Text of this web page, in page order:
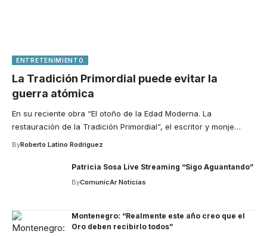
ENTRETENIMIENTO
La Tradición Primordial puede evitar la
guerra atómica
En su reciente obra “El otoño de la Edad Moderna. La
restauración de la Tradición Primordial”, el escritor y monje…
ByRoberto Latino Rodriguez
Patricia Sosa Live Streaming “Sigo Aguantando”
ByComunicAr Noticias
Montenegro: “Realmente este año creo que el
Oro deben recibirlo todos”